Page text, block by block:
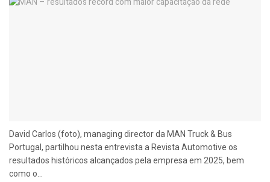
David Carlos (foto), managing director da MAN Truck & Bus
Portugal, partilhou nesta entrevista a Revista Automotive os
resultados históricos alcançados pela empresa em 2025, bem
como o...